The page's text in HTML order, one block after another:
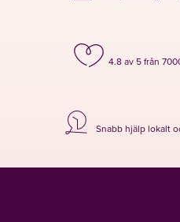
4.8 av 5 från
Snabb hjälp lokalt